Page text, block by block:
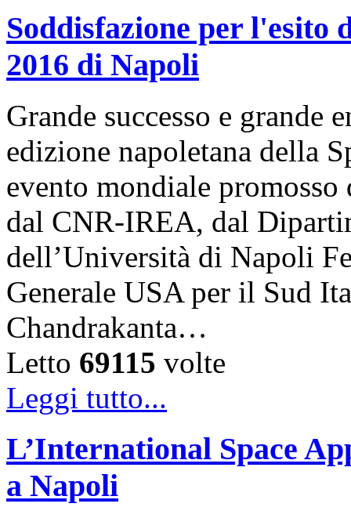
Soddisfazione per l'esito
2016 di Napoli
Grande successo e grande
edizione napoletana della
evento mondiale
dal CNR-IREA, dal
dell’Università di Napoli
Generale USA per il Sud
Chandrakanta…
Letto 69115 volte
Leggi tutto...
L’International Space
a Napoli